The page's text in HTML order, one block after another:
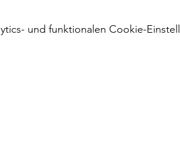
und funktionalen Cookie-